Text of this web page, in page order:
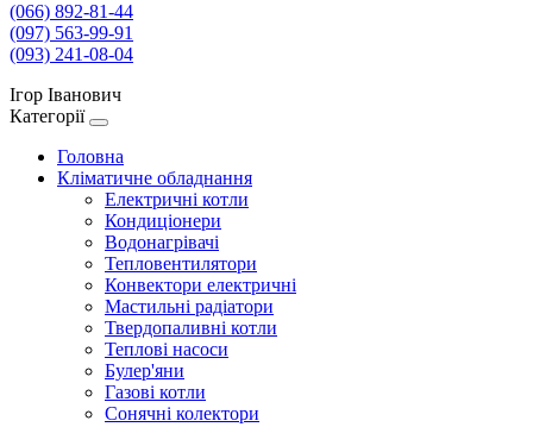
(066) 892-81-44
(097) 563-99-91
(093) 241-08-04
Ігор Іванович
Категорії
Головна
Кліматичне обладнання
Електричні котли
Кондиціонери
Водонагрівачі
Тепловентилятори
Конвектори електричні
Мастильні радіатори
Твердопаливні котли
Теплові насоси
Булер'яни
Газові котли
Сонячні колектори